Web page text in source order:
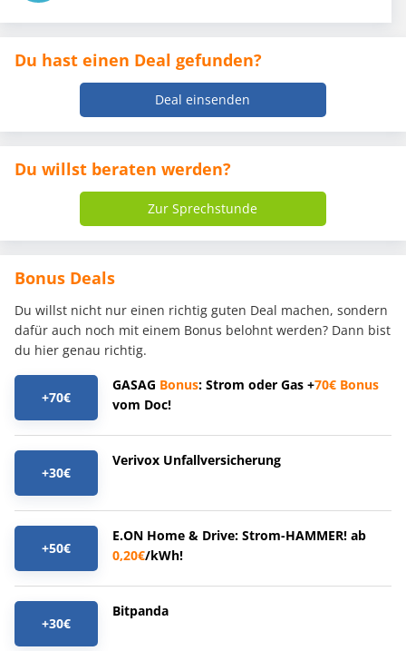
Du hast einen Deal gefunden?
Deal einsenden
Du willst beraten werden?
Zur Sprechstunde
Bonus Deals
Du willst nicht nur einen richtig guten Deal machen, sondern
dafür auch noch mit einem Bonus belohnt werden? Dann bist
du hier genau richtig.
+70€
GASAG Bonus: Strom oder Gas +70€ Bonus
vom Doc!
+30€
Verivox Unfallversicherung
+50€
E.ON Home & Drive: Strom-HAMMER! ab
0,20€/kWh!
+30€
Bitpanda